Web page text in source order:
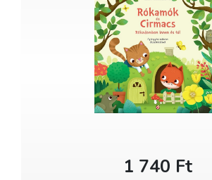
1 740 Ft